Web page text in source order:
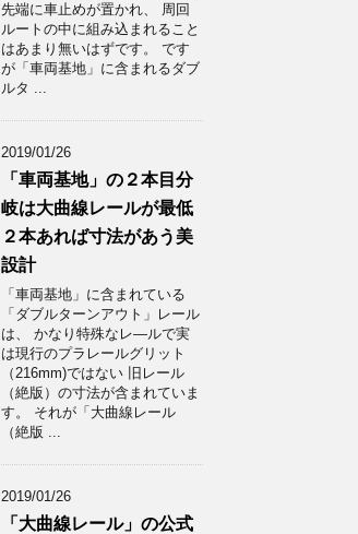
先端に車止めが置かれ、 周回
ルートの中に組み込まれること
はあまり無いはずです。 です
が「車両基地」に含まれるダブ
ルタ ...
2019/01/26
「車両基地」の２本目分
岐は大曲線レールが最低
２本あれば寸法があう美
設計
「車両基地」に含まれている
「ダブルターンアウト」レール
は、 かなり特殊なレ―ルで実
は現行のプラレールグリット
（216mm)ではない 旧レール
（絶版）の寸法が含まれていま
す。 それが「大曲線レール
（絶版 ...
2019/01/26
「大曲線レール」の公式